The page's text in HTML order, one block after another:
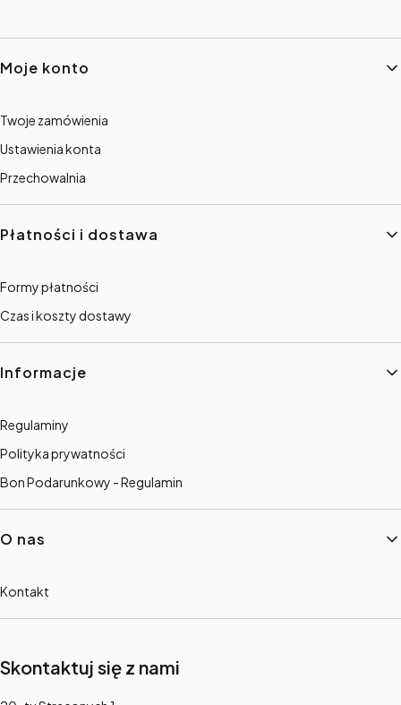
Linki w stopce
Moje konto
Twoje zamówienia
Ustawienia konta
Przechowalnia
Płatności i dostawa
Formy płatności
Czas i koszty dostawy
Informacje
Regulaminy
Polityka prywatności
Bon Podarunkowy - Regulamin
O nas
Kontakt
Skontaktuj się z nami